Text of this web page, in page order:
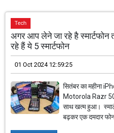
Tech
अगर आप लेने जा रहे है
रहे हैं ये 5 स्मार्टफोन
01 Oct 2024 12:59:25
सितंबर का महीना
Motorola Razr 50
साथ खत्म हुआ।
बढ़कर एक दमदार